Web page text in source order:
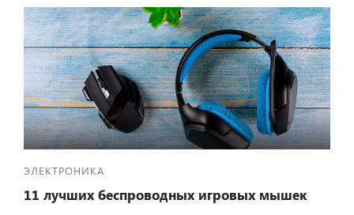
ЭЛЕКТРОНИКА
11 лучших беспроводных игровых мышек